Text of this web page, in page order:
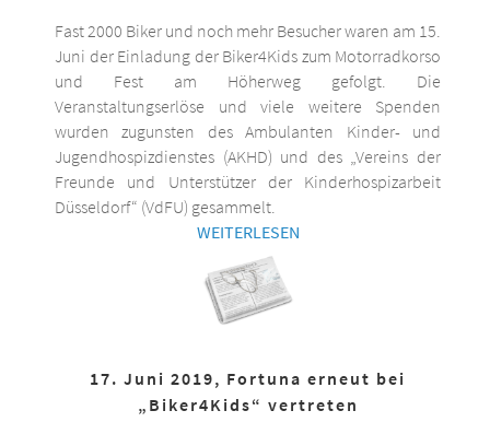
Fast 2000 Biker und noch mehr Besucher waren am 15.
Juni der Einladung der Biker4Kids zum Motorradkorso
und Fest am Höherweg gefolgt. Die
Veranstaltungserlöse und viele weitere Spenden
wurden zugunsten des Ambulanten Kinder- und
Jugendhospizdienstes (AKHD) und des „Vereins der
Freunde und Unterstützer der Kinderhospizarbeit
Düsseldorf“ (VdFU) gesammelt.
WEITERLESEN
17. Juni 2019, Fortuna erneut bei
„Biker4Kids“ vertreten